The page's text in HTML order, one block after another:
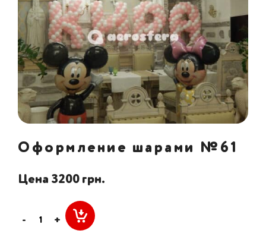
Оформление шарами №61
Цена 3200 грн.
- +